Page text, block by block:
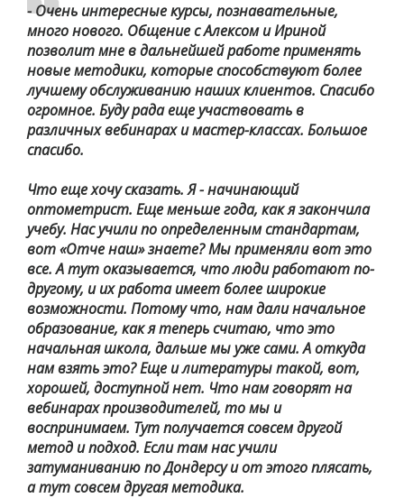
- Очень интересные курсы, познавательные,
много нового. Общение с Алексом и Ириной
позволит мне в дальнейшей работе применять
новые методики, которые способствуют более
лучшему обслуживанию наших клиентов. Спасибо
огромное. Буду рада еще участвовать в
различных вебинарах и мастер-классах. Большое
спасибо.
Что еще хочу сказать. Я - начинающий
оптометрист. Еще меньше года, как я закончила
учебу. Нас учили по определенным стандартам,
вот «Отче наш» знаете? Мы применяли вот это
все. А тут оказывается, что люди работают по-
другому, и их работа имеет более широкие
возможности. Потому что, нам дали начальное
образование, как я теперь считаю, что это
начальная школа, дальше мы уже сами. А откуда
нам взять это? Еще и литературы такой, вот,
хорошей, доступной нет. Что нам говорят на
вебинарах производителей, то мы и
воспринимаем. Тут получается совсем другой
метод и подход. Если там нас учили
затуманиванию по Дондерсу и от этого плясать,
а тут совсем другая методика.